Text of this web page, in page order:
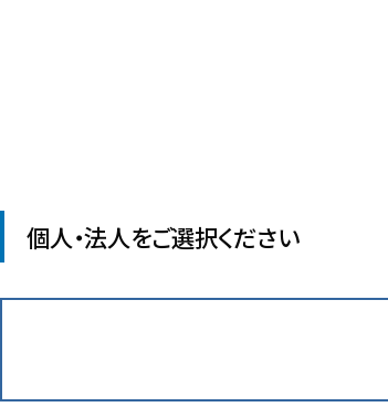
個人・法人をご選択ください